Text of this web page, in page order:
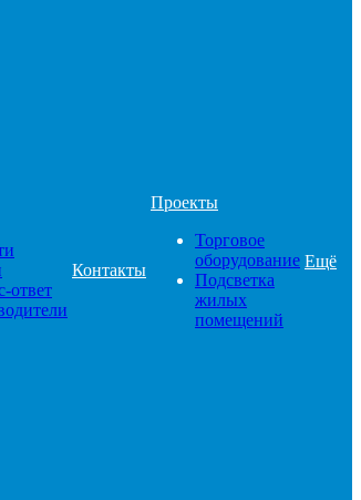
ответ
Контакты
Проекты
Торговое
оборудование
Подсветка
жилых
помещений
Ещё